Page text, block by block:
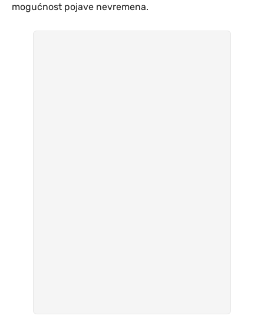
mogućnost pojave nevremena.